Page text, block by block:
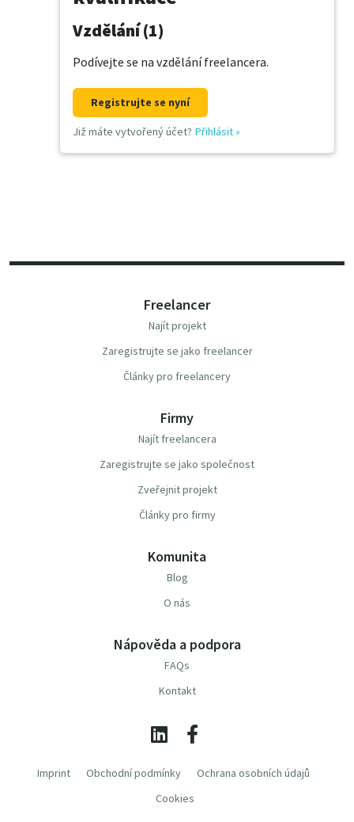
Vzdělání (1)
Podívejte se na vzdělání freelancera.
Registrujte se nyní
Již máte vytvořený účet? Přihlásit»
Freelancer
Najít projekt
Zaregistrujte se jako freelancer
Články pro freelancery
Firmy
Najít freelancera
Zaregistrujte se jako společnost
Zveřejnit projekt
Články pro firmy
Komunita
Blog
O nás
Nápověda a podpora
FAQs
Kontakt
Imprint Obchodní podmínky
Ochrana osobních údajů
Cookies